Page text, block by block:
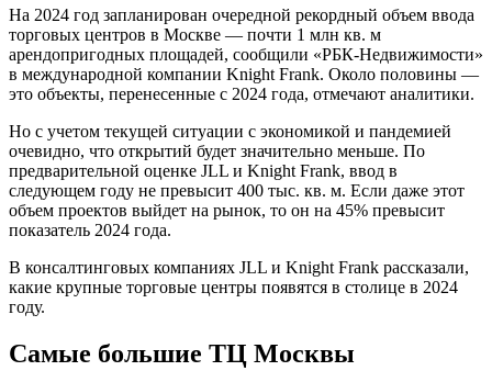
На 2024 год запланирован очередной рекордный объем ввода
торговых центров в Москве — почти 1 млн кв. м
арендопригодных площадей, сообщили «РБК-Недвижимости»
в международной компании Knight Frank. Около половины —
это объекты, перенесенные с 2024 года, отмечают аналитики.
Но с учетом текущей ситуации с экономикой и пандемией
очевидно, что открытий будет значительно меньше. По
предварительной оценке JLL и Knight Frank, ввод в
следующем году не превысит 400 тыс. кв. м. Если даже этот
объем проектов выйдет на рынок, то он на 45% превысит
показатель 2024 года.
В консалтинговых компаниях JLL и Knight Frank рассказали,
какие крупные торговые центры появятся в столице в 2024
году.
Самые большие ТЦ Москвы